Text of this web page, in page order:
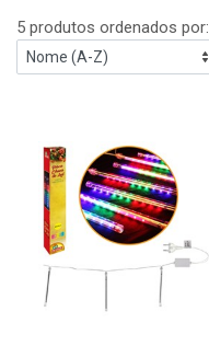
5 produtos ordenados por: